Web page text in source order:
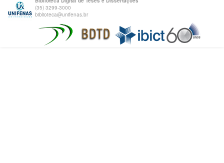
(35) 3299-3000
biblioteca@unifenas.br